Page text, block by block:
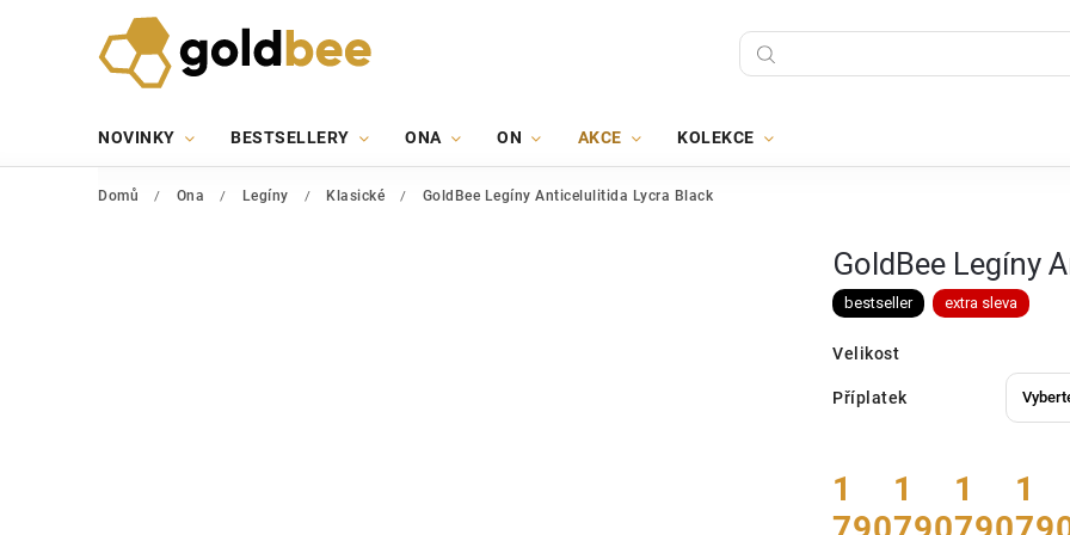
NOVINKY BESTSELLERY ONA ON AKCE KOLEKCE
Domů / Ona / Legíny / Klasické / GoldBee Legíny Anticelulitida Lycra Black
GoldBee Legíny
bestseller extra sleva
Velikost
Příplatek
1
1
1
1